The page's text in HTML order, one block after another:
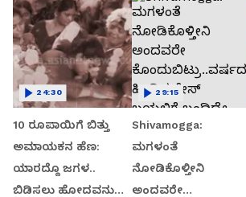
10 ರೂಪಾಯಿಗೆ ಬಿತ್ತು
ಅಮಾಯಕನ ಹೆಣ:
ಯಾರದ್ದೊ ಜಗಳ..
ಬಿಡಿಸಲು ಹೋದವನು
24:30
Shivamogga:
ಮಗಳಂತೆ
ನೋಡಿಕೊಳ್ತೀನಿ
ಅಂದವರೇ
29:15